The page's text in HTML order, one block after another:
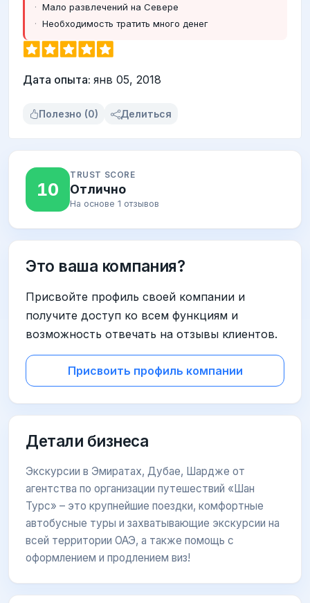
Мало развлечений на Севере
Необходимость тратить много денег
Дата опыта: янв 05, 2018
Полезно (0) Делиться
10
TRUST SCORE
Отлично
На основе 1 отзывов
Это ваша компания?
Присвойте профиль своей компании и
получите доступ ко всем функциям и
возможность отвечать на отзывы клиентов.
Присвоить профиль компании
Детали бизнеса
Экскурсии в Эмиратах, Дубае, Шардже от
агентства по организации путешествий «Шан
Турс» – это крупнейшие поездки, комфортные
автобусные туры и захватывающие экскурсии на
всей территории ОАЭ, а также помощь с
оформлением и продлением виз!